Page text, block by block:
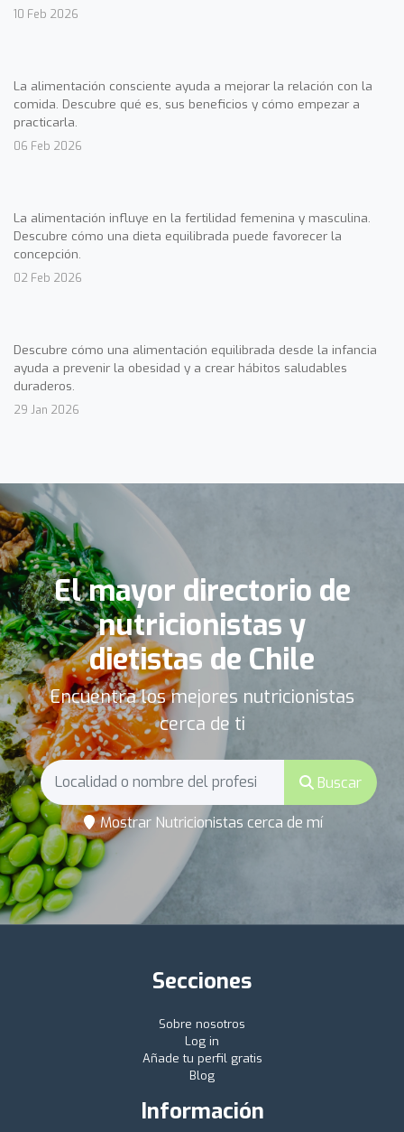
10 Feb 2026
La alimentación consciente ayuda a mejorar la relación con la
comida. Descubre qué es, sus beneficios y cómo empezar a
practicarla.
06 Feb 2026
La alimentación influye en la fertilidad femenina y masculina.
Descubre cómo una dieta equilibrada puede favorecer la
concepción.
02 Feb 2026
Descubre cómo una alimentación equilibrada desde la infancia
ayuda a prevenir la obesidad y a crear hábitos saludables
duraderos.
29 Jan 2026
El mayor directorio de
nutricionistas y
dietistas de Chile
Encuentra los mejores nutricionistas
cerca de ti
Buscar
Mostrar Nutricionistas cerca de mí
Secciones
Sobre nosotros
Log in
Añade tu perfil gratis
Blog
Información